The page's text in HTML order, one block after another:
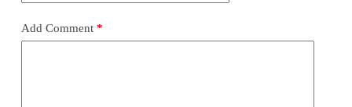
Add Comment*